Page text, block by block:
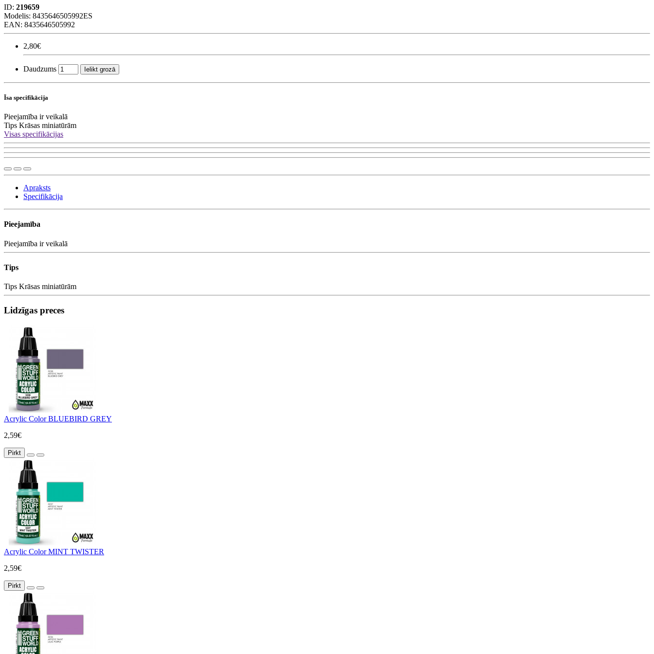
ID: 219659
Modelis: 8435646505992ES
EAN: 8435646505992
2,80€
Daudzums Ielikt grozā
Īsa specifikācija
Pieejamība ir veikalā
Tips Krāsas miniatūrām
Visas specifikācijas
Apraksts
Specifikācija
Pieejamība
Pieejamība ir veikalā
Tips
Tips Krāsas miniatūrām
Lidzīgas preces
Acrylic Color BLUEBIRD GREY
2,59€
Pirkt
Acrylic Color MINT TWISTER
2,59€
Pirkt